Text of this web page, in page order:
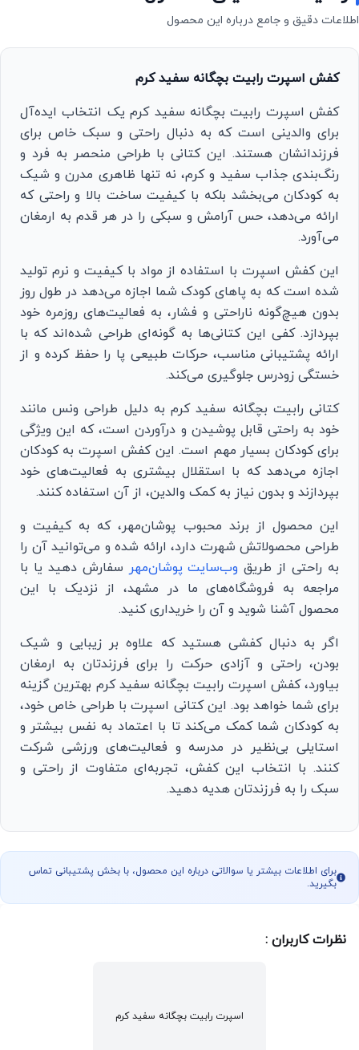
اطلاعات دقیق و جامع درباره این محصول
کفش اسپرت رابیت بچگانه سفید کرم
کفش اسپرت رابیت بچگانه سفید کرم یک انتخاب ایده‌آل
برای والدینی است که به دنبال راحتی و سبک خاص برای
فرزندانشان هستند. این کتانی با طراحی منحصر به فرد و
رنگ‌بندی جذاب سفید و کرم، نه تنها ظاهری مدرن و شیک
به کودکان می‌بخشد بلکه با کیفیت ساخت بالا و راحتی که
ارائه می‌دهد، حس آرامش و سبکی را در هر قدم به ارمغان
می‌آورد.
این کفش اسپرت با استفاده از مواد با کیفیت و نرم تولید
شده است که به پاهای کودک شما اجازه می‌دهد در طول روز
بدون هیچ‌گونه ناراحتی و فشار، به فعالیت‌های روزمره خود
بپردازد. کفی این کتانی‌ها به گونه‌ای طراحی شده‌اند که با
ارائه پشتیبانی مناسب، حرکات طبیعی پا را حفظ کرده و از
خستگی زودرس جلوگیری می‌کند.
کتانی رابیت بچگانه سفید کرم به دلیل طراحی ونس مانند
خود به راحتی قابل پوشیدن و درآوردن است، که این ویژگی
برای کودکان بسیار مهم است. این کفش اسپرت به کودکان
اجازه می‌دهد که با استقلال بیشتری به فعالیت‌های خود
بپردازند و بدون نیاز به کمک والدین، از آن استفاده کنند.
این محصول از برند محبوب پوشان‌مهر، که به کیفیت و
طراحی محصولاتش شهرت دارد، ارائه شده و می‌توانید آن را
به راحتی از طریق وب‌سایت پوشان‌مهر سفارش دهید یا با
مراجعه به فروشگاه‌های ما در مشهد، از نزدیک با این
محصول آشنا شوید و آن را خریداری کنید.
اگر به دنبال کفشی هستید که علاوه بر زیبایی و شیک
بودن، راحتی و آزادی حرکت را برای فرزندتان به ارمغان
بیاورد، کفش اسپرت رابیت بچگانه سفید کرم بهترین گزینه
برای شما خواهد بود. این کتانی اسپرت با طراحی خاص خود،
به کودکان شما کمک می‌کند تا با اعتماد به نفس بیشتر و
استایلی بی‌نظیر در مدرسه و فعالیت‌های ورزشی شرکت
کنند. با انتخاب این کفش، تجربه‌ای متفاوت از راحتی و
سبک را به فرزندتان هدیه دهید.
برای اطلاعات بیشتر یا سوالاتی درباره این محصول، با بخش پشتیبانی تماس
بگیرید.
نظرات کاربران :
اسپرت رابیت بچگانه سفید کرم